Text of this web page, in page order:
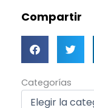
Compartir
Categorías
Categorías